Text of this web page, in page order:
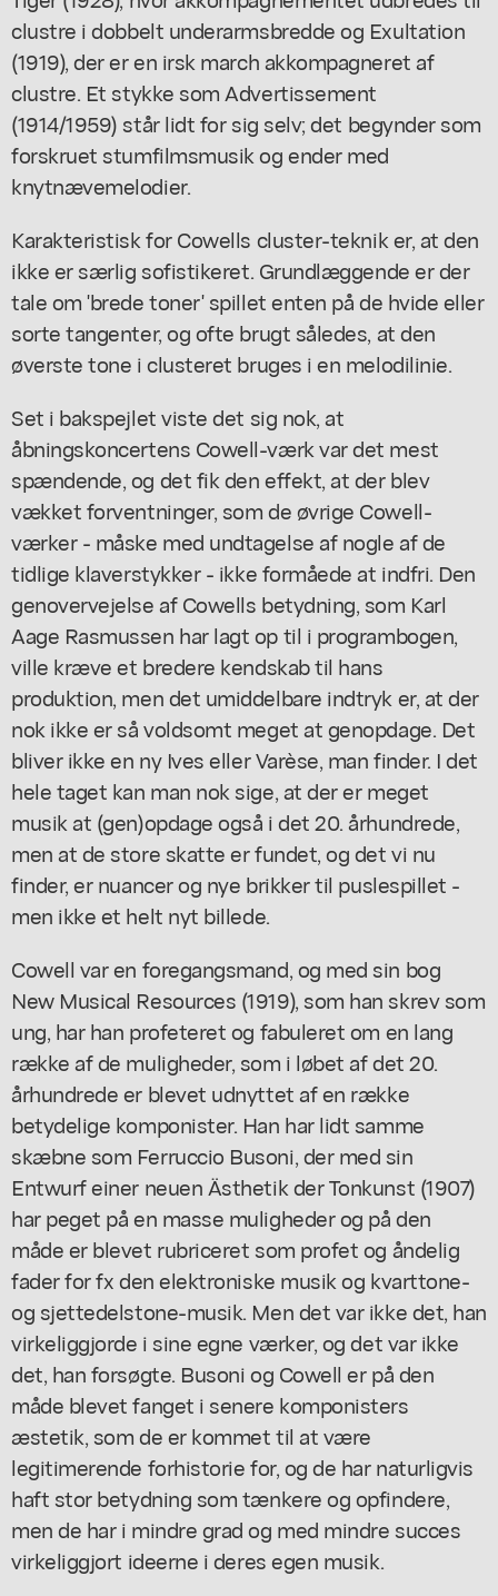
clustre i dobbelt underarmsbredde og Exultation
(1919), der er en irsk march akkompagneret af
clustre. Et stykke som Advertissement
(1914/1959) står lidt for sig selv; det begynder som
forskruet stumfilmsmusik og ender med
knytnævemelodier.
Karakteristisk for Cowells cluster-teknik er, at den
ikke er særlig sofistikeret. Grundlæggende er der
tale om 'brede toner' spillet enten på de hvide eller
sorte tangenter, og ofte brugt således, at den
øverste tone i clusteret bruges i en melodilinie.
Set i bakspejlet viste det sig nok, at
åbningskoncertens Cowell-værk var det mest
spændende, og det fik den effekt, at der blev
vækket forventninger, som de øvrige Cowell-
værker - måske med undtagelse af nogle af de
tidlige klaverstykker - ikke formåede at indfri. Den
genovervejelse af Cowells betydning, som Karl
Aage Rasmussen har lagt op til i programbogen,
ville kræve et bredere kendskab til hans
produktion, men det umiddelbare indtryk er, at der
nok ikke er så voldsomt meget at genopdage. Det
bliver ikke en ny Ives eller Varèse, man finder. I det
hele taget kan man nok sige, at der er meget
musik at (gen)opdage også i det 20. århundrede,
men at de store skatte er fundet, og det vi nu
finder, er nuancer og nye brikker til puslespillet -
men ikke et helt nyt billede.
Cowell var en foregangsmand, og med sin bog
New Musical Resources (1919), som han skrev som
ung, har han profeteret og fabuleret om en lang
række af de muligheder, som i løbet af det 20.
århundrede er blevet udnyttet af en række
betydelige komponister. Han har lidt samme
skæbne som Ferruccio Busoni, der med sin
Entwurf einer neuen Ästhetik der Tonkunst (1907)
har peget på en masse muligheder og på den
måde er blevet rubriceret som profet og åndelig
fader for fx den elektroniske musik og kvarttone-
og sjettedelstone-musik. Men det var ikke det, han
virkeliggjorde i sine egne værker, og det var ikke
det, han forsøgte. Busoni og Cowell er på den
måde blevet fanget i senere komponisters
æstetik, som de er kommet til at være
legitimerende forhistorie for, og de har naturligvis
haft stor betydning som tænkere og opfindere,
men de har i mindre grad og med mindre succes
virkeliggjort ideerne i deres egen musik.